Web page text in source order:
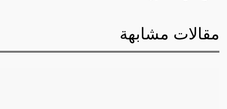
مقالات مشابهة